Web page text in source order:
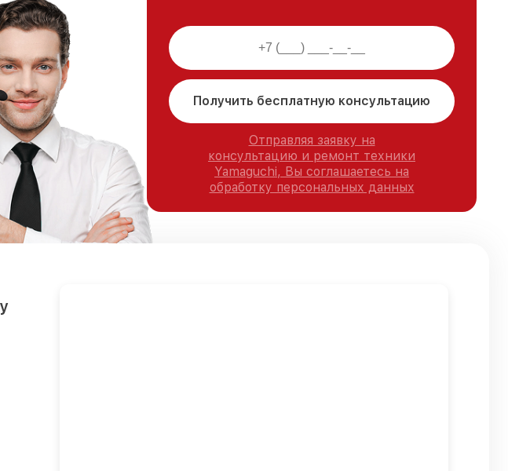
Получить бесплатную консультацию
Отправляя заявку на
консультацию и ремонт техники
Yamaguchi, Вы соглашаетесь на
обработку персональных данных